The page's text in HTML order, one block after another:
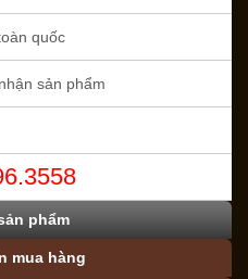
quốc
sản phẩm
phẩm
mua hàng